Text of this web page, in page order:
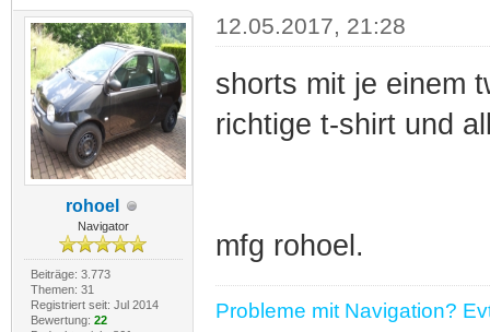
rohoel
Navigator
Beiträge: 3.773
Themen: 31
Registriert seit: Jul 2014
Bewertung: 22
12.05.2017, 21:28
shorts mit je einem
richtige t-shirt und
mfg rohoel.
Probleme mit Navigation?